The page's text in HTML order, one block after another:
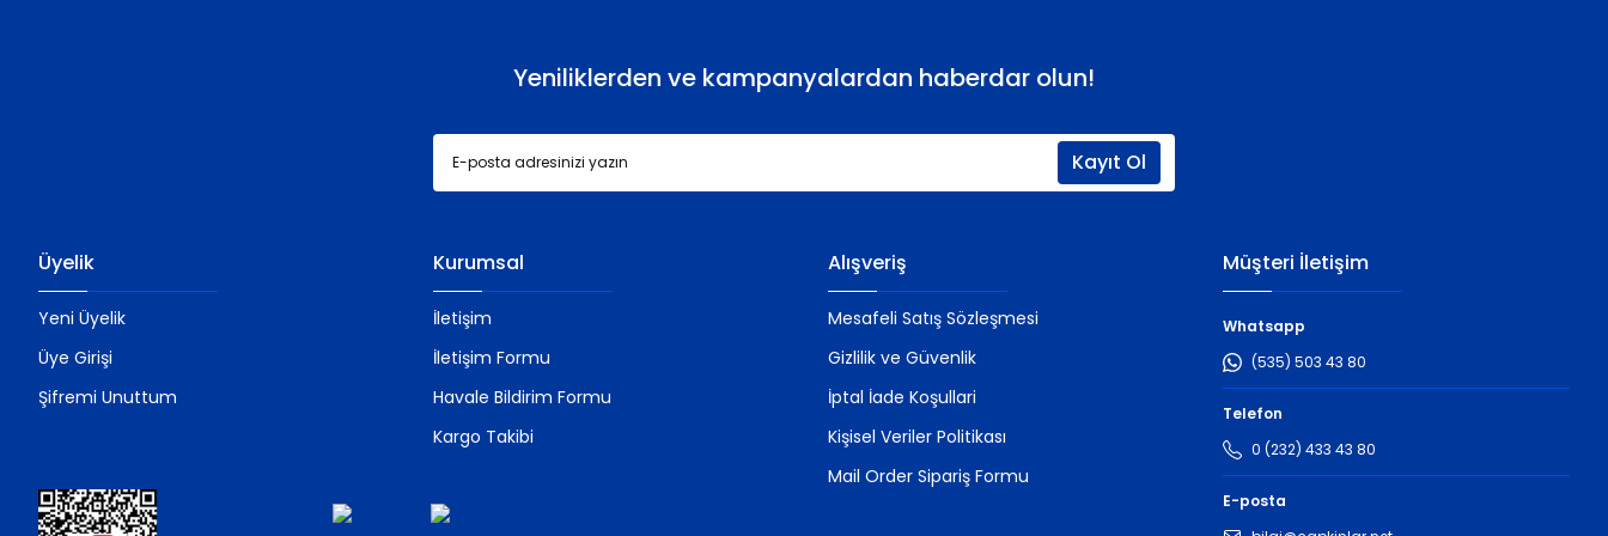
Gönder
Yeniliklerden ve kampanyalardan haberdar olun!
Kayıt Ol
Üyelik
Yeni Üyelik
Üye Girişi
Şifremi Unuttum
Kurumsal
İletişim
İletişim Formu
Havale Bildirim Formu
Kargo Takibi
Alışveriş
Mesafeli Satış Sözleşmesi
Gizlilik ve Güvenlik
İptal İade Koşullari
Kişisel Veriler Politikası
Mail Order Sipariş Formu
Müşteri İletişim
Whatsapp
(535) 503 43 80
Telefon
0 (232) 433 43 80
E-posta